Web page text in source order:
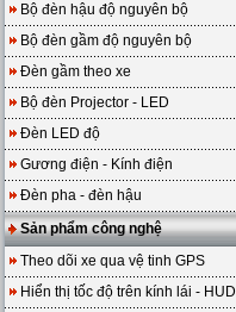
Bộ đèn hậu độ nguyên bộ
Bộ đèn gầm độ nguyên bộ
Đèn gầm theo xe
Bộ đèn Projector - LED
Đèn LED độ
Gương điện - Kính điện
Đèn pha - đèn hậu
Sản phẩm công nghệ
Theo dõi xe qua vệ tinh GPS
Hiển thị tốc độ trên kính lái - HUD